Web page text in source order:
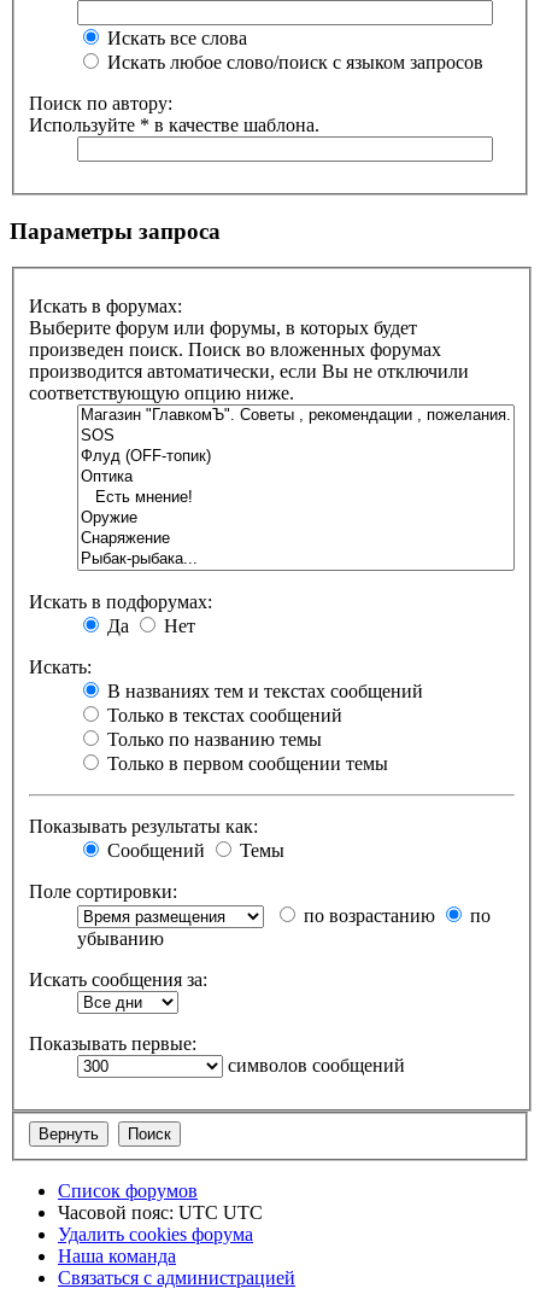
Искать все слова
Искать любое слово/поиск с языком запросов
Поиск по автору:
Используйте * в качестве шаблона.
Параметры запроса
Искать в форумах:
Выберите форум или форумы, в которых будет
произведен поиск. Поиск во вложенных форумах
производится автоматически, если Вы не отключили
соответствующую опцию ниже.
Искать в подфорумах:
Да
Нет
Искать:
В названиях тем и текстах сообщений
Только в текстах сообщений
Только по названию темы
Только в первом сообщении темы
Показывать результаты как:
Сообщений
Темы
Поле сортировки:
по возрастанию
по
убыванию
Искать сообщения за:
Показывать первые:
символов сообщений
Список форумов
Часовой пояс: UTC UTC
Удалить cookies форума
Наша команда
Связаться с администрацией